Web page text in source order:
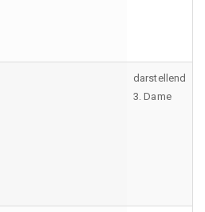
darstellend
3. Dame